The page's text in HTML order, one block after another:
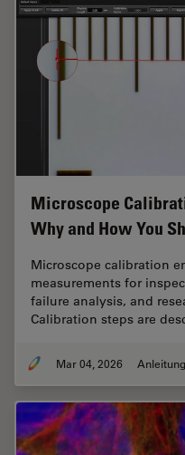
Microscope
Why and How You
Microscope calibration
measurements for
failure analysis, and
Calibration steps are
Mar 04, 2026 Anleitung